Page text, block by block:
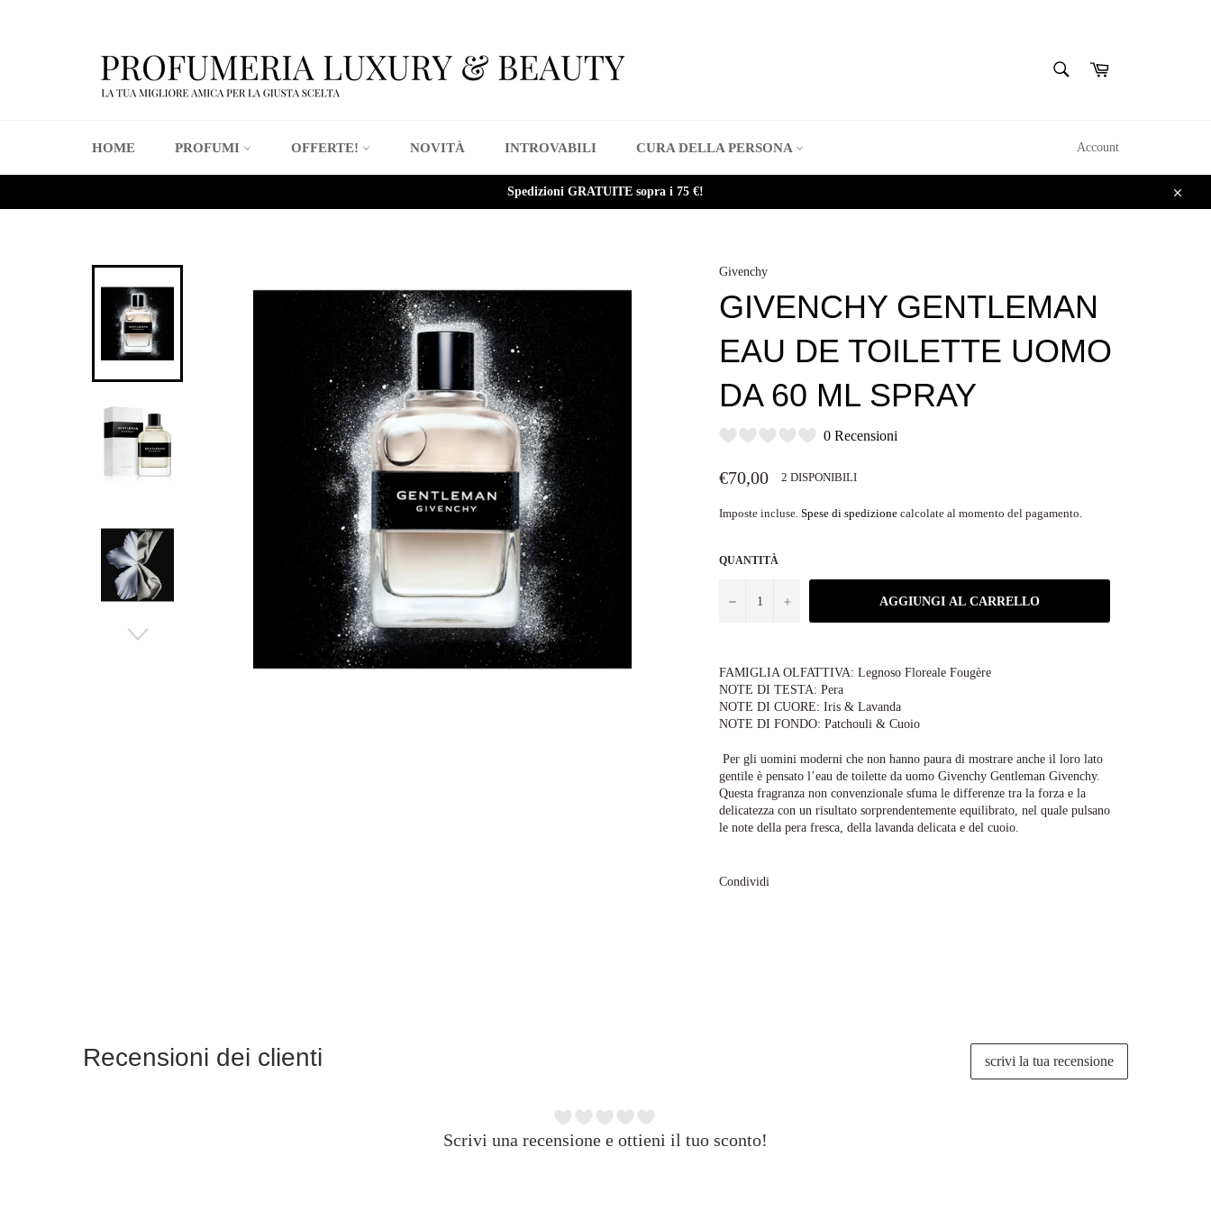
Carrello
HOME PROFUMI OFFERTE! NOVITÀ INTROVABILI CURA DELLA PERSONA Account
Spedizioni GRATUITE sopra i 75 €!
Chiudi
Givenchy
GIVENCHY GENTLEMAN
EAU DE TOILETTE UOMO
DA 60 ML SPRAY
0 Recensioni
Prezzo
di
€70,00 2 DISPONIBILI
Imposte incluse. Spese di spedizione calcolate al momento del pagamento.
QUANTITÀ
− + AGGIUNGI AL CARRELLO
FAMIGLIA OLFATTIVA: Legnoso Floreale Fougère
NOTE DI TESTA: Pera
NOTE DI CUORE: Iris & Lavanda
NOTE DI FONDO: Patchouli & Cuoio
Per gli uomini moderni che non hanno paura di mostrare anche il loro lato
gentile è pensato l’eau de toilette da uomo Givenchy Gentleman Givenchy.
Questa fragranza non convenzionale sfuma le differenze tra la forza e la
delicatezza con un risultato sorprendentemente equilibrato, nel quale pulsano
le note della pera fresca, della lavanda delicata e del cuoio.
Condividi
Recensioni dei clienti scrivi la tua recensione
Scrivi una recensione e ottieni il tuo sconto!